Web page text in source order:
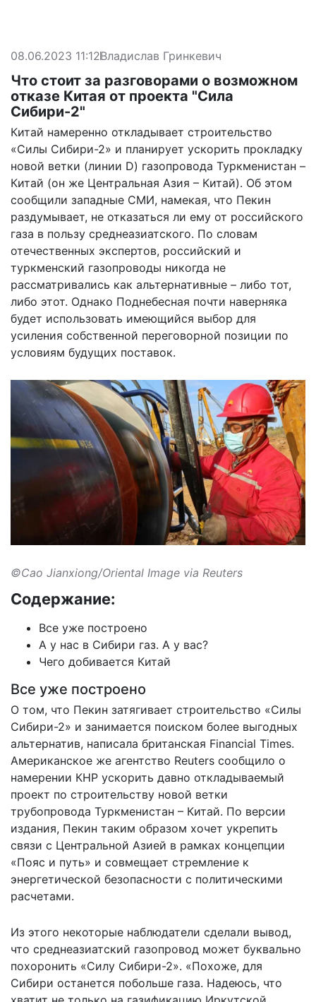
08.06.2023 11:12Владислав Гринкевич
Что стоит за разговорами о возможном
отказе Китая от проекта "Сила
Сибири-2"
Китай намеренно откладывает строительство
«Силы Сибири-2» и планирует ускорить прокладку
новой ветки (линии D) газопровода Туркменистан –
Китай (он же Центральная Азия – Китай). Об этом
сообщили западные СМИ, намекая, что Пекин
раздумывает, не отказаться ли ему от российского
газа в пользу среднеазиатского. По словам
отечественных экспертов, российский и
туркменский газопроводы никогда не
рассматривались как альтернативные – либо тот,
либо этот. Однако Поднебесная почти наверняка
будет использовать имеющийся выбор для
усиления собственной переговорной позиции по
условиям будущих поставок.
©Cao Jianxiong/Oriental Image via Reuters
Содержание:
Все уже построено
А у нас в Сибири газ. А у вас?
Чего добивается Китай
Все уже построено
О том, что Пекин затягивает строительство «Силы
Сибири-2» и занимается поиском более выгодных
альтернатив, написала британская Financial Times.
Американское же агентство Reuters сообщило о
намерении КНР ускорить давно откладываемый
проект по строительству новой ветки
трубопровода Туркменистан – Китай. По версии
издания, Пекин таким образом хочет укрепить
связи с Центральной Азией в рамках концепции
«Пояс и путь» и совмещает стремление к
энергетической безопасности с политическими
расчетами.
Из этого некоторые наблюдатели сделали вывод,
что среднеазиатский газопровод может буквально
похоронить «Силу Сибири-2». «Похоже, для
Сибири останется побольше газа. Надеюсь, что